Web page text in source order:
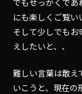
にも楽しくご覧い
そして少しでも
えしたいと、、
難しい言葉は敢え
いこうと、現在の